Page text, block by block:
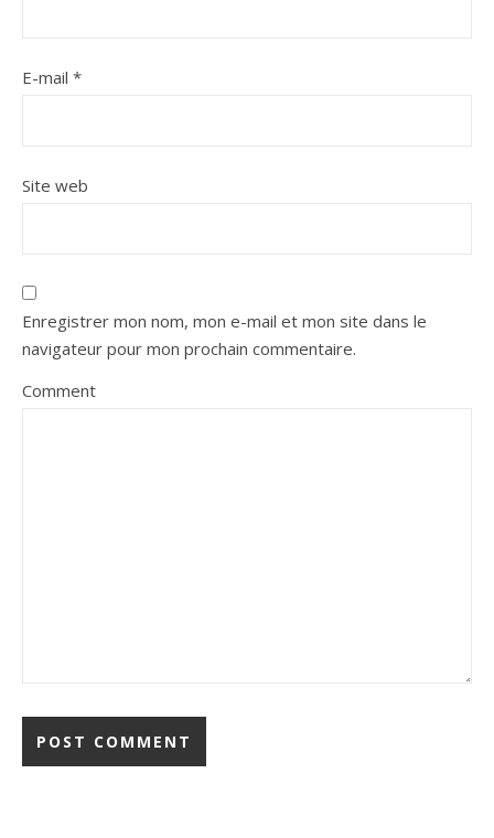
E-mail *
Site web
Enregistrer mon nom, mon e-mail et mon site dans le
navigateur pour mon prochain commentaire.
Comment